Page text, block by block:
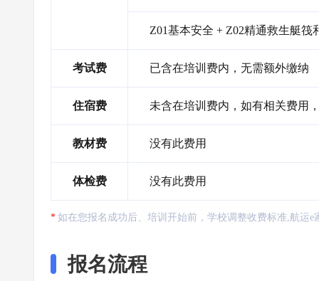
Z01基本安全 + Z02精通救生艇筏
考试费 已含在培训费内，无需额外缴纳
住宿费 未含在培训费内，如有相关费用
教材费 没有此费用
体检费 没有此费用
如在您报名成功后、培训开始前，学校调整收费标准,航运
报名流程